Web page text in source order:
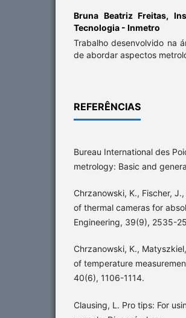
Bruna Beatriz Freitas,
Tecnologia - Inmetro
Trabalho desenvolvido na
de abordar aspectos
REFERÊNCIAS
Bureau International des
metrology: Basic and
Chrzanowski, K., Fischer,
of thermal cameras for
Engineering, 39(9), 2535-
Chrzanowski, K.,
of temperature
40(6), 1106-1114.
Clausing, L. Pro tips: For